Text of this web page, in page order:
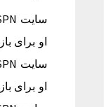
او برای
او برای